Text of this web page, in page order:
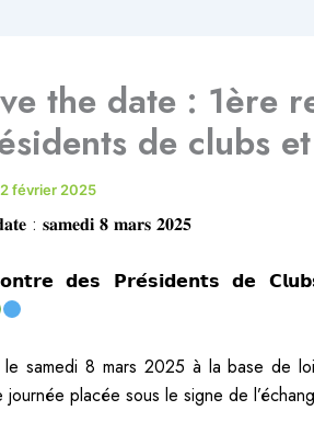
the date : 1ère
de clubs
février 2025
: 𝐬𝐚𝐦𝐞𝐝𝐢 𝟖 𝐦𝐚𝐫𝐬 𝟐𝟎𝟐𝟓
𝗱𝗲𝘀 𝗣𝗿𝗲́𝘀𝗶𝗱𝗲𝗻𝘁𝘀 𝗱𝗲
le samedi 8 mars 2025 à la base de
journée placée sous le signe de